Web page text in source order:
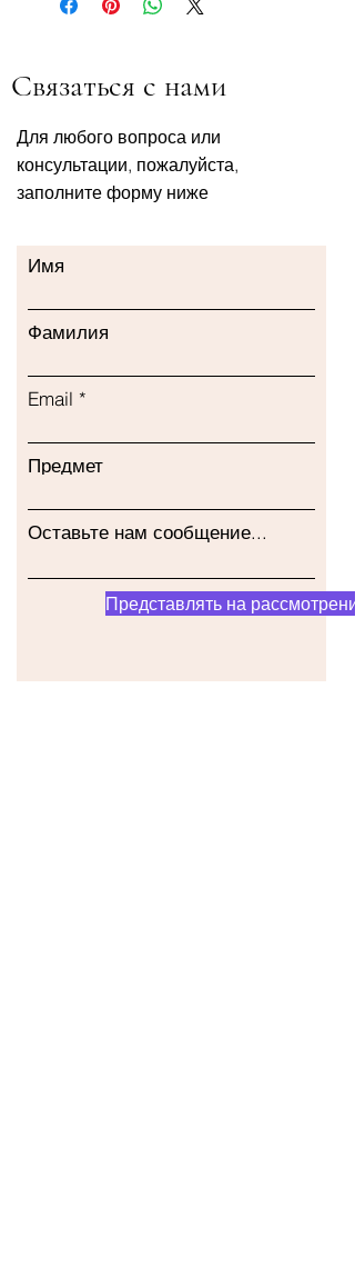
Связаться с нами
Для любого вопроса или
консультации, пожалуйста,
заполните форму ниже
Имя
Фамилия
Email
Предмет
Оставьте нам сообщение...
Представлять на